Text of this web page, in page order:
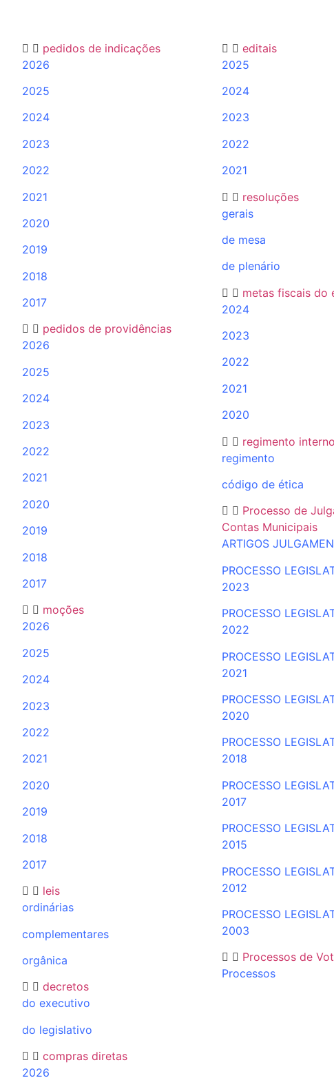
pedidos de indicações
2026
2025
2024
2023
2022
2021
2020
2019
2018
2017
pedidos de providências
2026
2025
2024
2023
2022
2021
2020
2019
2018
2017
moções
2026
2025
2024
2023
2022
2021
2020
2019
2018
2017
leis
ordinárias
complementares
orgânica
decretos
do executivo
do legislativo
compras diretas
2026
editais
2025
2024
2023
2022
2021
resoluções
gerais
de mesa
de plenário
metas fiscais do
2024
2023
2022
2021
2020
regimento interno
regimento
código de ética
Processo de
Contas Municipais
ARTIGOS
PROCESSO
2023
PROCESSO
2022
PROCESSO
2021
PROCESSO
2020
PROCESSO
2018
PROCESSO
2017
PROCESSO
2015
PROCESSO
2012
PROCESSO
2003
Processos de
Processos